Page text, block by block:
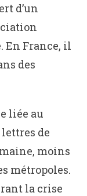
d’un
En France, il
des
liée au
lettres de
moins
métropoles.
la crise